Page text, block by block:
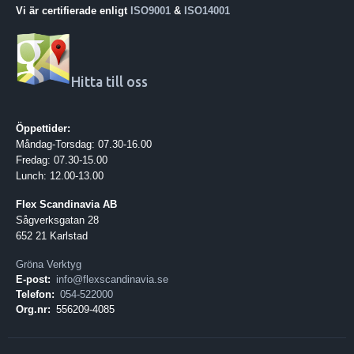
Vi är certifierade enligt ISO9001 & ISO14001
Hitta till oss
Öppettider:
Måndag-Torsdag: 07.30-16.00
Fredag: 07.30-15.00
Lunch: 12.00-13.00
Flex Scandinavia AB
Sågverksgatan 28
652 21 Karlstad
Gröna Verktyg
E-post: info@flexscandinavia.se
Telefon: 054-522000
Org.nr: 556209-4085